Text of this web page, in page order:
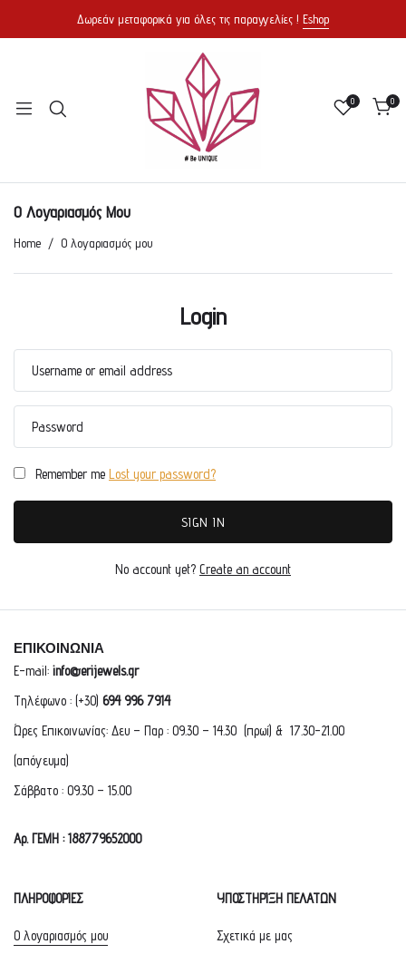
Δωρεάν μεταφορικά για όλες τις παραγγελίες ! Eshop
0 0
Ο Λογαριασμός Μου
Home Ο λογαριασμός μου
Login
Username or email address
Password
Remember me Lost your password?
No account yet? Create an account
ΕΠΙΚΟΙΝΩΝΙΑ
E-mail: info@erijewels.gr
Τηλέφωνο : (+30) 694 996 7914
Ώρες Επικοινωνίας: Δευ – Παρ : 09.30 – 14.30 (πρωί) & 17.30-21.00
(απόγευμα)
Σάββατο : 09.30 – 15.00
Αρ. ΓΕΜΗ : 188779652000
ΠΛΗΡΟΦΟΡΙΕΣ
Ο λογαριασμός μου
ΥΠΟΣΤΗΡΙΞΗ ΠΕΛΑΤΩΝ
Σχετικά με μας